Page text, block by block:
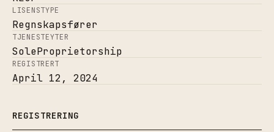
LISENSTYPE
Regnskapsfører
TJENESTEYTER
SoleProprietorship
REGISTRERT
April 12, 2024
REGISTRERING